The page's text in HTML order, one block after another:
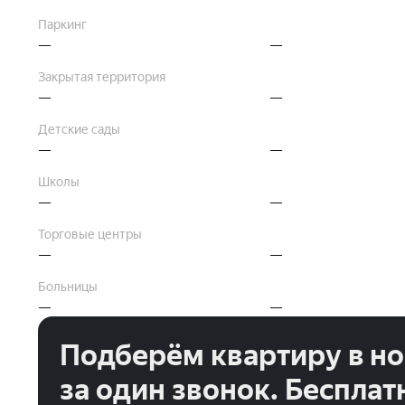
Паркинг
— —
Закрытая территория
— —
Детские сады
— —
Школы
— —
Торговые центры
— —
Больницы
— —
Подберём квартиру в
за один звонок.